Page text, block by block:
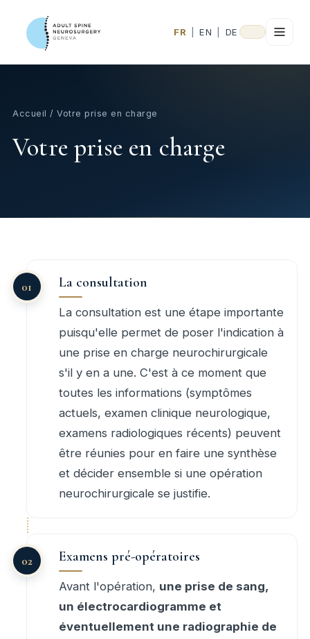
FR EN DE
Accueil / Votre prise en charge
Votre prise en charge
La consultation
La consultation est une étape importante
puisqu'elle permet de poser l'indication à
une prise en charge neurochirurgicale
s'il y en a une. C'est à ce moment que
toutes les informations (symptômes
actuels, examen clinique neurologique,
examens radiologiques récents) peuvent
être réunies pour en faire une synthèse
et décider ensemble si une opération
neurochirurgicale se justifie.
Examens pré-opératoires
Avant l'opération, une prise de sang,
un électrocardiogramme et
éventuellement une radiographie de